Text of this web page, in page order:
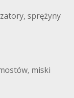
sprężyny
miski